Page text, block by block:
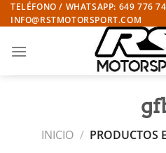
Saltar
al
TELÉFONO / WHATSAPP: 649 776
INFO@RSTMOTORSPORT.COM
INICIO / PRODUCTOS